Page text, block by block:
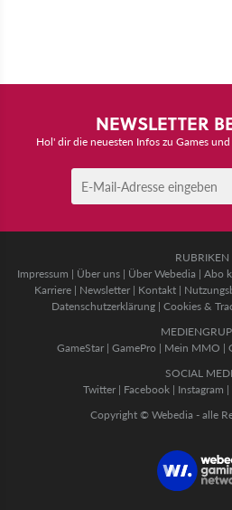
NEWSLETTER
Hol' dir die neuesten Infos zu Games
RUBRIKEN
Impressum | Über uns| Über Webedia | Abo
Karriere | Newsletter | Kontakt |
Datenschutzerklärung | Cookies &
GameStar| GamePro | Mein MMO |
SOCIAL
Twitter | Facebook | Instagram |
Copyright © Webedia - alle